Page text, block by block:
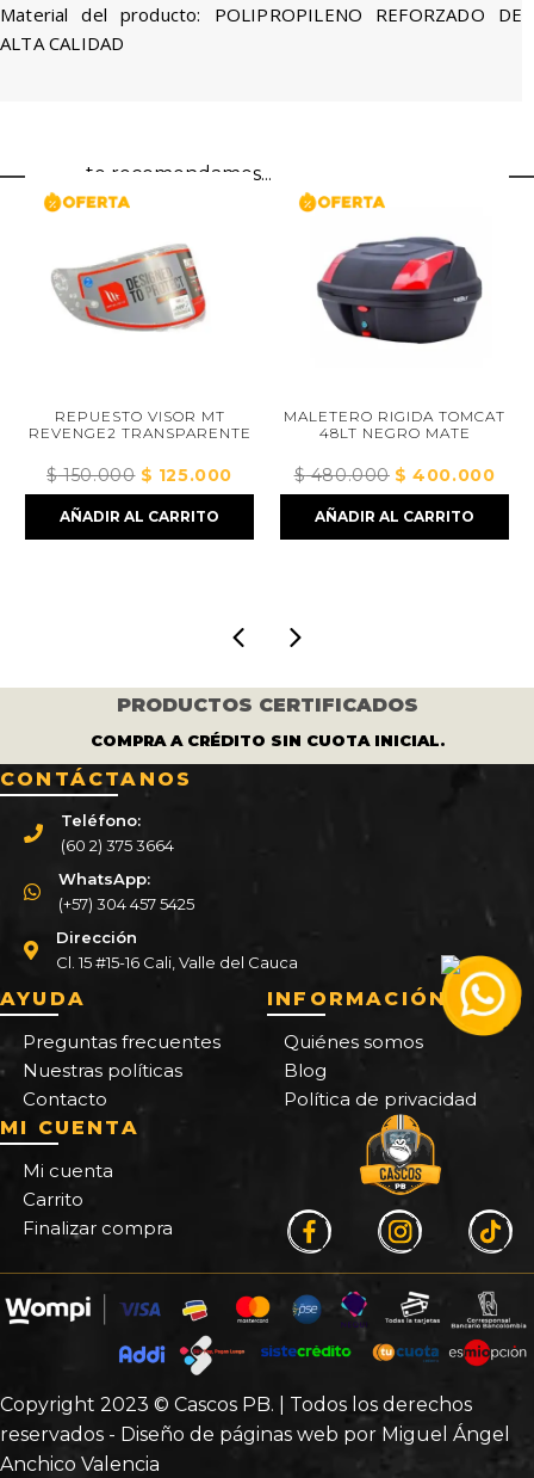
Material del producto: POLIPROPILENO REFORZADO DE
ALTA CALIDAD
te recomendamos...
REPUESTO VISOR MT
REVENGE2 TRANSPARENTE
150.000El
precio
original
$ 125.000El
precio
AÑADIR AL CARRITO
MALETERO RIGIDA TOMCAT
48LT NEGRO MATE
480.000El
precio
original
$ 400.000El
precio
AÑADIR AL CARRITO
PRODUCTOS CERTIFICADOS
COMPRA A CRÉDITO SIN CUOTA INICIAL.
CONTÁCTANOS
Teléfono:
(60 2) 375 3664
WhatsApp:
(+57) 304 457 5425
Dirección
Cl. 15 #15-16 Cali, Valle del Cauca
AYUDA
Preguntas frecuentes
Nuestras políticas
Contacto
INFORMACIÓN
Quiénes somos
Blog
Política de privacidad
MI CUENTA
Mi cuenta
Carrito
Finalizar compra
Copyright 2023 © Cascos PB. | Todos los derechos
reservados - Diseño de páginas web por Miguel Ángel
Anchico Valencia